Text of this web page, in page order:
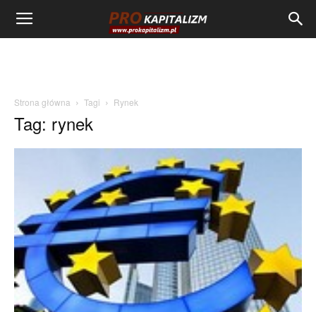
Strona główna Tagi Rynek
Tag: rynek